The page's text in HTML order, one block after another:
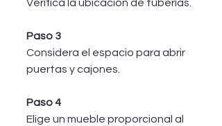
Verifica la ubicación de tuberías.
Paso 3
Considera el espacio para abrir
puertas y cajones.
Paso 4
Elige un mueble proporcional al